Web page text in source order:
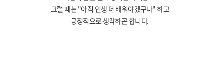
그럴 때는 "아직 인생 더 배워야겠구나" 하고
긍정적으로 생각하곤 합니다.